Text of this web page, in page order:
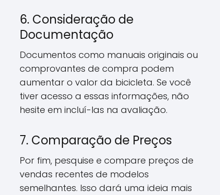
6. Consideração de
Documentação
Documentos como manuais originais ou
comprovantes de compra podem
aumentar o valor da bicicleta. Se você
tiver acesso a essas informações, não
hesite em incluí-las na avaliação.
7. Comparação de Preços
Por fim, pesquise e compare preços de
vendas recentes de modelos
semelhantes. Isso dará uma ideia mais